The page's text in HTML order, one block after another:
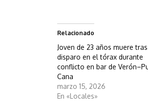
Relacionado
Joven de 23 años muere
disparo en el tórax durante
conflicto en bar de
Cana
marzo 15, 2026
En «Locales»